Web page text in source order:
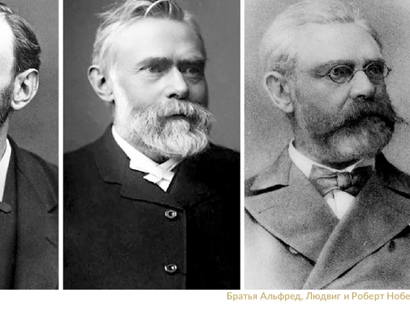
Братья Альфред, Людвиг и Роберт